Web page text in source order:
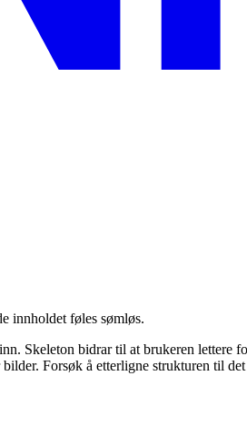
innholdet føles sømløs.
Skeleton bidrar til at brukeren lettere
Forsøk å etterligne strukturen til